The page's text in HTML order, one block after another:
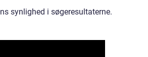
synlighed i søgeresultaterne.